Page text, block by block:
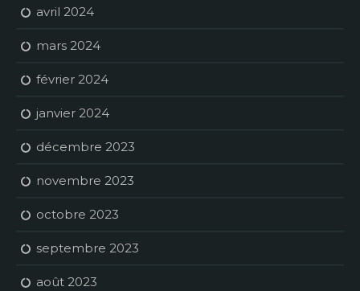
avril 2024
mars 2024
février 2024
janvier 2024
décembre 2023
novembre 2023
octobre 2023
septembre 2023
août 2023